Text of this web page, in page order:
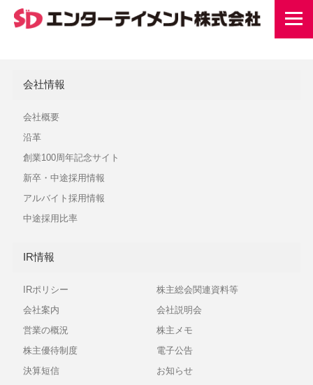
会社情報
会社概要
沿革
創業100周年記念サイト
新卒・中途採用情報
アルバイト採用情報
中途採用比率
IR情報
IRポリシー
会社案内
営業の概況
株主優待制度
決算短信
株主総会関連資料等
会社説明会
株主メモ
電子公告
お知らせ